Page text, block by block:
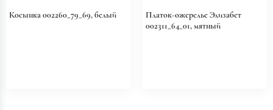
Косынка 002260_79_69, белый
Платок-ожерелье Элизабет
002311_64_01, мятный